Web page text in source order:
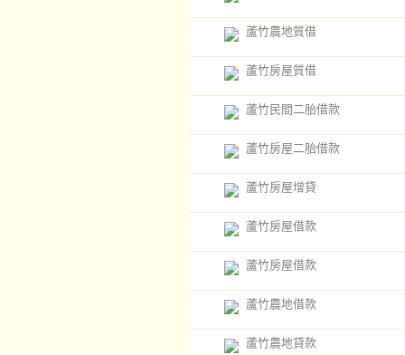
蘆竹農地質借
蘆竹房屋質借
蘆竹民間二胎借款
蘆竹房屋二胎借款
蘆竹房屋增貸
蘆竹房屋借款
蘆竹房屋借款
蘆竹農地借款
蘆竹農地貸款